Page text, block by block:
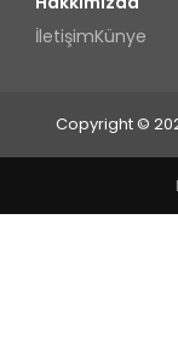
İletişimKünye
Copyright ©